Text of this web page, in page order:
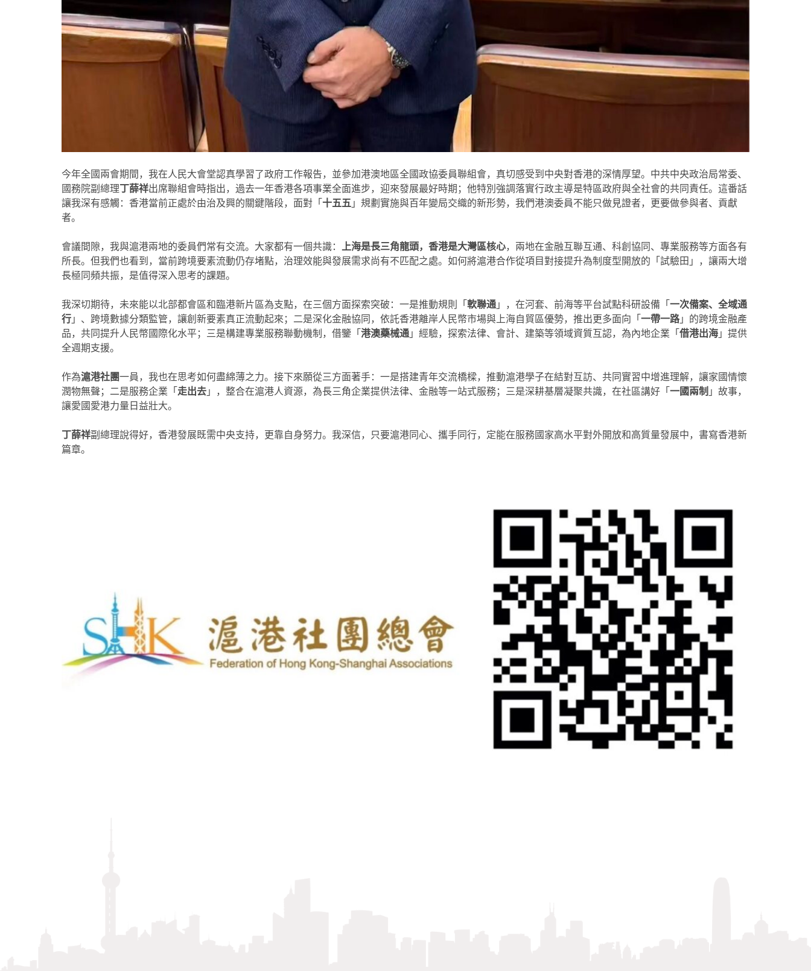
今年全國兩會期間，我在人民大會堂認真學習了政府工作報告，並參加港澳地區全國政協委員聯組會，真切感受到中央對香港的深情厚望。中共中央政治局常委、
國務院副總理丁薛祥出席聯組會時指出，過去一年香港各項事業全面進步，迎來發展最好時期；他特別強調落實行政主導是特區政府與全社會的共同責任。這番話
讓我深有感觸：香港當前正處於由治及興的關鍵階段，面對「十五五」規劃實施與百年變局交織的新形勢，我們港澳委員不能只做見證者，更要做參與者、貢獻
者。
會議間隙，我與滬港兩地的委員們常有交流。大家都有一個共識： 上海是長三角龍頭，香港是大灣區核心，兩地在金融互聯互通、科創協同、專業服務等方面各有
所長。但我們也看到，當前跨境要素流動仍存堵點，治理效能與發展需求尚有不匹配之處。如何將滬港合作從項目對接提升為制度型開放的「試驗田」，讓兩大增
長極同頻共振，是值得深入思考的課題。
我深切期待，未來能以北部都會區和臨港新片區為支點，在三個方面探索突破：一是推動規則「軟聯通」，在河套、前海等平台試點科研設備「一次備案、全域通
行」、跨境數據分類監管，讓創新要素真正流動起來；二是深化金融協同，依託香港離岸人民幣市場與上海自貿區優勢，推出更多面向「一帶一路」的跨境金融產
品，共同提升人民幣國際化水平；三是構建專業服務聯動機制，借鑒「港澳藥械通」經驗，探索法律、會計、建築等領域資質互認，為內地企業「借港出海」提供
全週期支援。
作為滬港社團一員，我也在思考如何盡綿薄之力。接下來願從三方面著手：一是搭建青年交流橋樑，推動滬港學子在結對互訪、共同實習中增進理解，讓家國情懷
潤物無聲；二是服務企業「走出去」，整合在滬港人資源，為長三角企業提供法律、金融等一站式服務；三是深耕基層凝聚共識，在社區講好「一國兩制 」故事，
讓愛國愛港力量日益壯大。
丁薛祥副總理說得好，香港發展既需中央支持，更靠自身努力。我深信，只要滬港同心、攜手同行，定能在服務國家高水平對外開放和高質量發展中，書寫香港新
篇章。